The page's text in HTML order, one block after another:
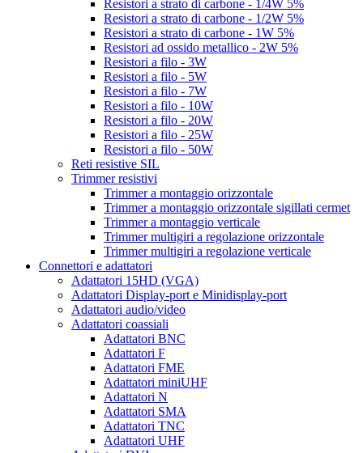
Resistori a strato di carbone - 1/4W 5%
Resistori a strato di carbone - 1/2W 5%
Resistori a strato di carbone - 1W 5%
Resistori ad ossido metallico - 2W 5%
Resistori a filo - 3W
Resistori a filo - 5W
Resistori a filo - 7W
Resistori a filo - 10W
Resistori a filo - 20W
Resistori a filo - 25W
Resistori a filo - 50W
Reti resistive SIL
Trimmer resistivi
Trimmer a montaggio orizzontale
Trimmer a montaggio orizzontale sigillati cermet
Trimmer a montaggio verticale
Trimmer multigiri a regolazione orizzontale
Trimmer multigiri a regolazione verticale
Connettori e adattatori
Adattatori 15HD (VGA)
Adattatori Display-port e Minidisplay-port
Adattatori audio/video
Adattatori coassiali
Adattatori BNC
Adattatori F
Adattatori FME
Adattatori miniUHF
Adattatori N
Adattatori SMA
Adattatori TNC
Adattatori UHF